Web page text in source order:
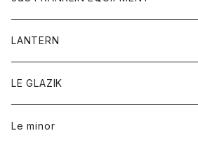
フリース
マフラー
ジャケット
オーバーオール
ショートパンツ
レディース
アウター
カーディガン
シャツ
オーバーオール
ショートパンツ
レディース
オーバーオール
シャツ
ワンピース
ワンピース
Gジャケット
スウェット
帽子
アウター
LANTERN
アウター
Tシャツ
LE GLAZIK
レディース
Le minor